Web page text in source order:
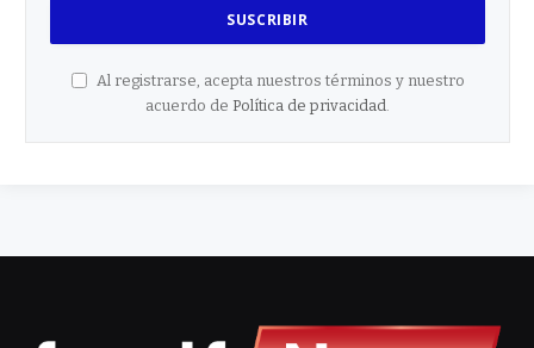
Al registrarse, acepta nuestros términos y nuestro
acuerdo de Política de privacidad.